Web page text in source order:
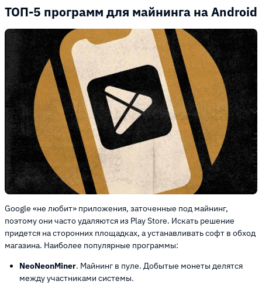
ТОП-5 программ для майнинга на Android
Google «не любит» приложения, заточенные под майнинг,
поэтому они часто удаляются из Play Store. Искать решение
придется на сторонних площадках, а устанавливать софт в обход
магазина. Наиболее популярные программы:
NeoNeonMiner. Майнинг в пуле. Добытые монеты делятся
между участниками системы.